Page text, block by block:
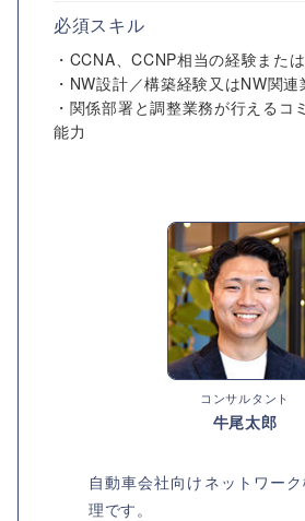
必須スキル
・CCNA、CCNP相当の経験また
・NW設計／構築経験又はNW関
・関係部署と調整業務が行えるコ
能力
コンサルタント
牛尾太郎
自動車会社向けネットワー
理です。